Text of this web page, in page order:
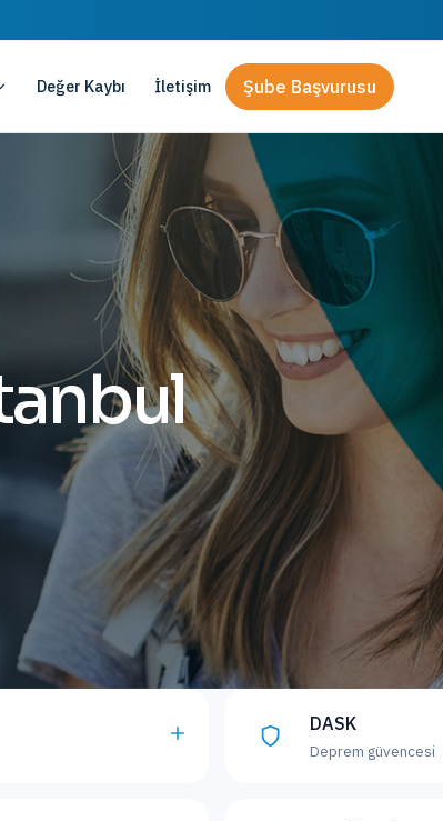
Değer Kaybı İletişim Şube Başvurusu
DASK
Deprem güvencesi